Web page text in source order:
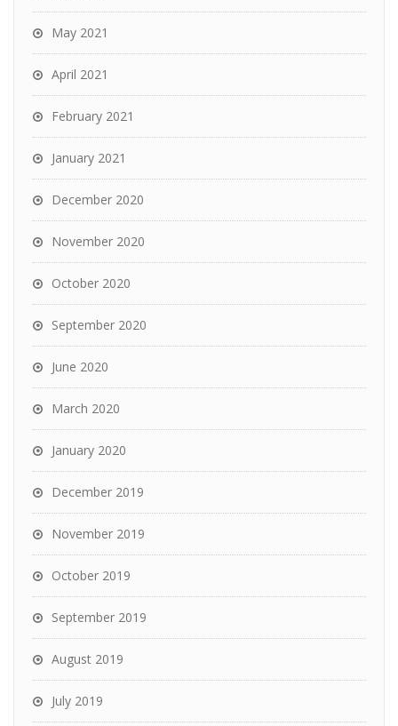
May 2021
April 2021
February 2021
January 2021
December 2020
November 2020
October 2020
September 2020
June 2020
March 2020
January 2020
December 2019
November 2019
October 2019
September 2019
August 2019
July 2019